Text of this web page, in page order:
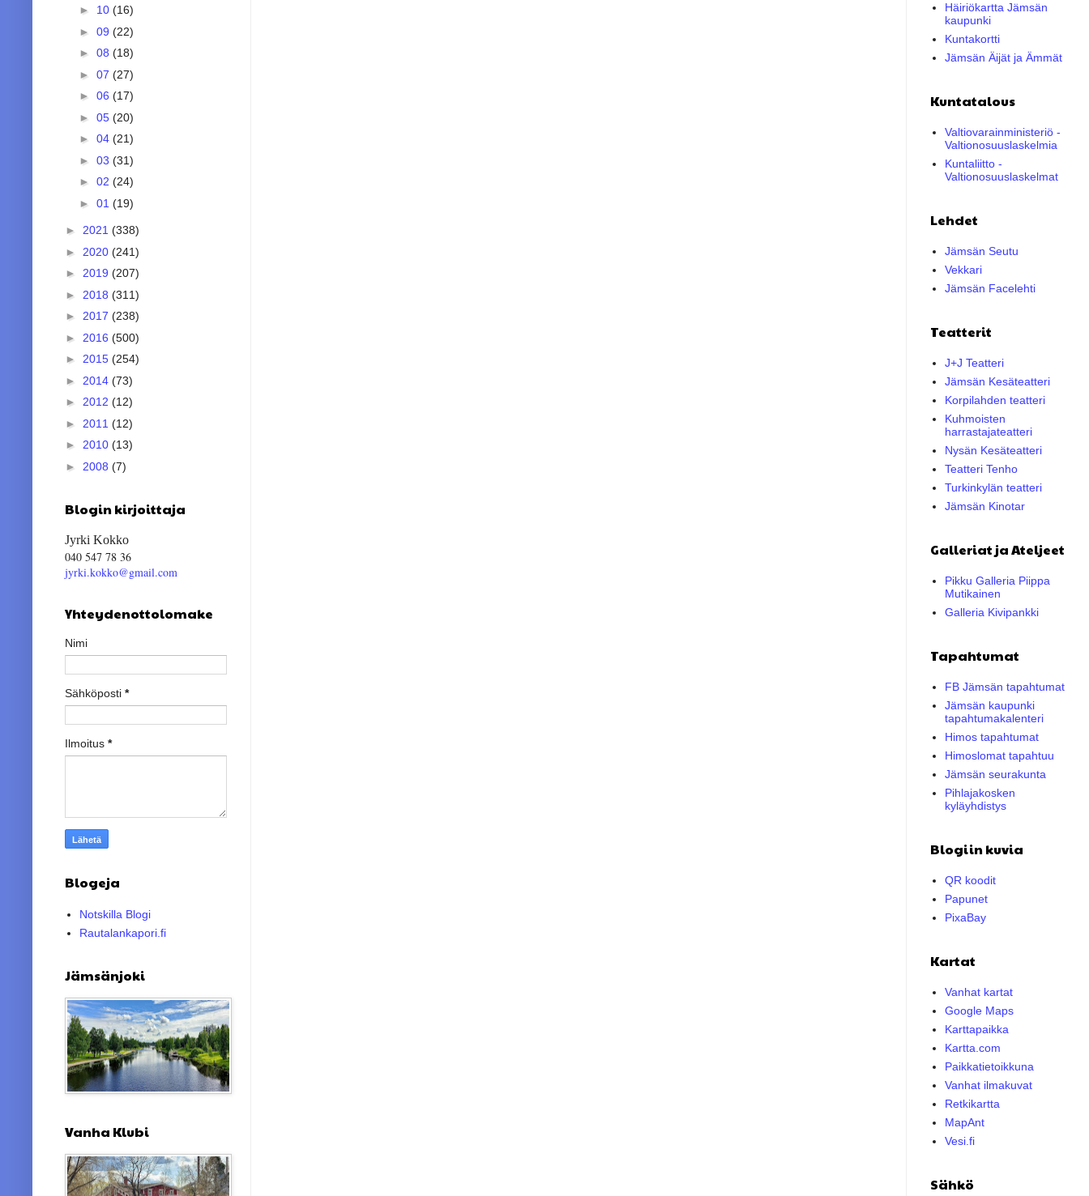
► 10 (16)
► 09 (22)
► 08 (18)
► 07 (27)
► 06 (17)
► 05 (20)
► 04 (21)
► 03 (31)
► 02 (24)
► 01 (19)
► 2021 (338)
► 2020 (241)
► 2019 (207)
► 2018 (311)
► 2017 (238)
► 2016 (500)
► 2015 (254)
► 2014 (73)
► 2012 (12)
► 2011 (12)
► 2010 (13)
► 2008 (7)
Blogin kirjoittaja
Jyrki Kokko
040 547 78 36
jyrki.kokko@gmail.com
Yhteydenottolomake
Nimi
Sähköposti *
Ilmoitus *
Blogeja
Notskilla Blogi
Rautalankapori.fi
Jämsänjoki
Vanha Klubi
Häiriökartta Jämsän
kaupunki
Kuntakortti
Jämsän Äijät ja Ämmät
Kuntatalous
Valtiovarainministeriö -
Valtionosuuslaskelmia
Kuntaliitto -
Valtionosuuslaskelmat
Lehdet
Jämsän Seutu
Vekkari
Jämsän Facelehti
Teatterit
J+J Teatteri
Jämsän Kesäteatteri
Korpilahden teatteri
Kuhmoisten
harrastajateatteri
Nysän Kesäteatteri
Teatteri Tenho
Turkinkylän teatteri
Jämsän Kinotar
Galleriat ja Ateljeet
Pikku Galleria Piippa
Mutikainen
Galleria Kivipankki
Tapahtumat
FB Jämsän tapahtumat
Jämsän kaupunki
tapahtumakalenteri
Himos tapahtumat
Himoslomat tapahtuu
Jämsän seurakunta
Pihlajakosken
kyläyhdistys
Blogiin kuvia
QR koodit
Papunet
PixaBay
Kartat
Vanhat kartat
Google Maps
Karttapaikka
Kartta.com
Paikkatietoikkuna
Vanhat ilmakuvat
Retkikartta
MapAnt
Vesi.fi
Sähkö